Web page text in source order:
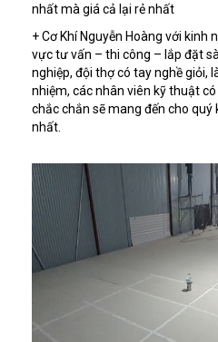
nhất mà giá cả lại rẻ nhất
+ Cơ Khí Nguyễn Hoàng với kinh
vực tư vấn – thi công – lắp đặt
nghiệp, đội thợ có tay nghề giỏi,
nhiệm, các nhân viên kỹ thuật
chắc chắn sẽ mang đến cho
nhất.